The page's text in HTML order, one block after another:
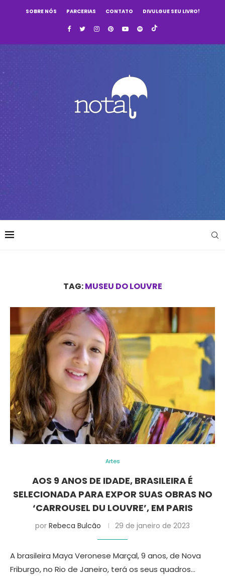
SOBRE NÓS PARCERIAS CONTATO DIVULGUE SEU LIVRO!
TAG:MUSEU DO LOUVRE
Artes
AOS 9 ANOS DE IDADE, BRASILEIRA É
SELECIONADA PARA EXPOR SUAS OBRAS NO
‘CARROUSEL DU LOUVRE’, EM PARIS
por Rebeca Bulcão 29 de janeiro de 2023
A brasileira Maya Veronese Marçal, 9 anos, de Nova
Friburgo, no Rio de Janeiro, terá os seus quadros…